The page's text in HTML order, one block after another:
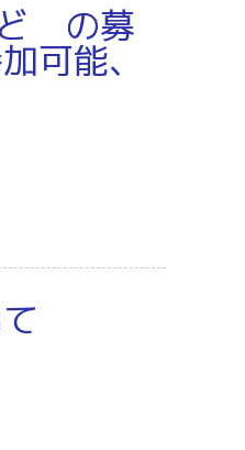
ど の募
可能、